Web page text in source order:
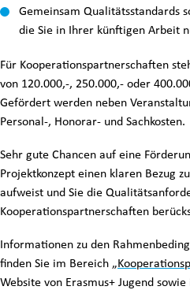
Gemeinsam Qualitätsstandards
die Sie in Ihrer künftigen Arbeit
Für Kooperationspartnerschaften
von 120.000,-, 250.000,- oder
Gefördert werden neben
Personal-, Honorar- und Sachkosten.
Sehr gute Chancen auf eine
Projektkonzept einen klaren Bezug
aufweist und Sie die
Kooperationspartnerschaften
Informationen zu den
finden Sie im Bereich „
Website von Erasmus+ Jugend